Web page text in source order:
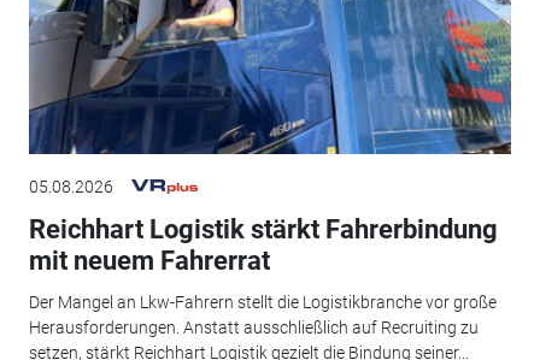
05.08.2026
Reichhart Logistik stärkt Fahrerbindung
mit neuem Fahrerrat
Der Mangel an Lkw-Fahrern stellt die Logistikbranche vor große
Herausforderungen. Anstatt ausschließlich auf Recruiting zu
setzen, stärkt Reichhart Logistik gezielt die Bindung seiner...